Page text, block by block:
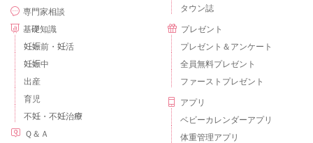
専門家相談
基礎知識
妊娠前・妊活
妊娠中
出産
育児
不妊・不妊治療
Ｑ＆Ａ
タウン誌
プレゼント
プレゼント＆アンケート
全員無料プレゼント
ファーストプレゼント
アプリ
ベビーカレンダーアプリ
体重管理アプリ